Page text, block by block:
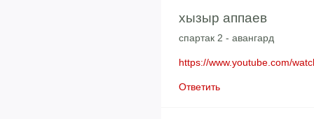
хызыр аппаев
спартак 2 - авангард
https://www.youtube.com/
Ответить